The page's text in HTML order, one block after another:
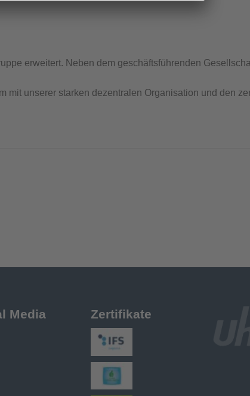
erweitert. Neben dem geschäftsführenden
unserer starken dezentralen Organisation und den
Media Zertifikate